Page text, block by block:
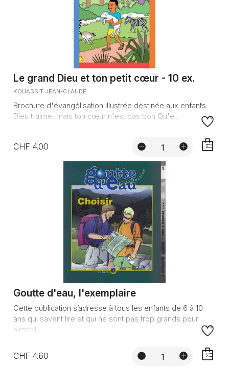
Le grand Dieu et ton petit cœur - 10 ex.
KOUASSIT JEAN-CLAUDE
Brochure d'évangélisation illustrée destinée aux enfants.
Dieu t'aime, mais ton cœur n'est pas bon Qu'e...
CHF 4.00
Goutte d'eau, l'exemplaire
Cette publication s’adresse à tous les enfants de 6 à 10
ans qui savent lire et qui ne sont pas trop grands pour
aimer l...
CHF 4.60